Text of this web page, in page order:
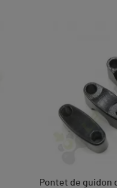
Pontet de guidon